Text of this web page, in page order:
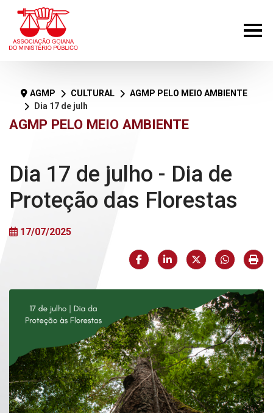
AGMP PELO MEIO AMBIENTE
AGMP CULTURAL
AGMP PELO MEIO AMBIENTE
Dia 17 de julho - Dia de Proteção das Florestas
Dia 17 de julho - Dia de
Proteção das Florestas
17/07/2025
FacebookLinkedInX (formerly